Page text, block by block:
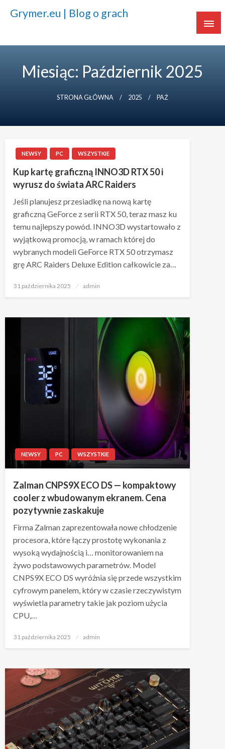
Grymer.eu | Blog o grach
Miesiąc: Październik 2025
STRONA GŁÓWNA 2025 PAŹ
NEWSY PC WSZYSTKIE
Kup kartę graficzną INNO3D RTX 50 i
wyrusz do świata ARC Raiders
Jeśli planujesz przesiadkę na nową kartę
graficzną GeForce z serii RTX 50, teraz masz ku
temu najlepszy powód. INNO3D wystartowało z
wyjątkową promocją, w ramach której do
wybranych modeli GeForce RTX 50 otrzymasz
grę ARC Raiders Deluxe Edition całkowicie za…
Napisano
31 października 2025 admin
NEWSY PC WSZYSTKIE
Zalman CNPS9X ECO DS — kompaktowy
cooler z wbudowanym ekranem. Cena
pozytywnie zaskakuje
Firma Zalman zaprezentowała nowe chłodzenie
procesora, które łączy prostotę wykonania z
wysoką wydajnością i… monitorowaniem na
żywo podstawowych parametrów. Model
CNPS9X ECO DS wyróżnia się przede wszystkim
cyfrowym panelem, który w czasie rzeczywistym
wyświetla parametry takie jak poziom użycia
CPU,…
Napisano
31 października 2025 admin